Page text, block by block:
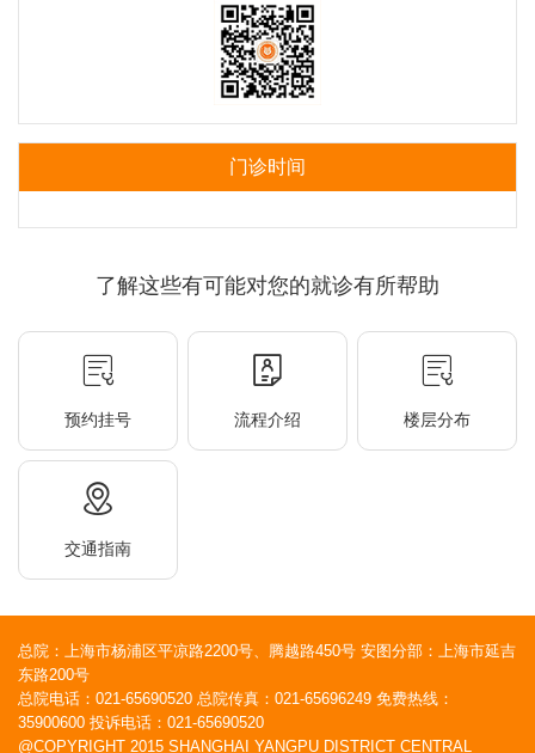
门诊时间
了解这些有可能对您的就诊有所帮助
预约挂号 流程介绍 楼层分布
交通指南
总院：上海市杨浦区平凉路2200号、腾越路450号 安图分部：上海市延吉
东路200号
总院电话：021-65690520 总院传真：021-65696249 免费热线：
35900600 投诉电话：021-65690520
@COPYRIGHT 2015 SHANGHAI YANGPU DISTRICT CENTRAL